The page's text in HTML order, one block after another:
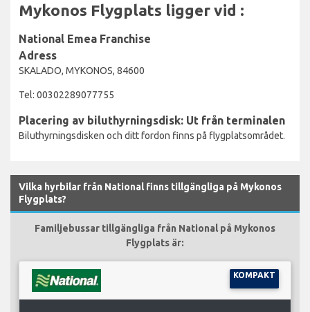
Mykonos Flygplats ligger vid :
National Emea Franchise
Adress
SKALADO, MYKONOS, 84600
Tel: 00302289077755
Placering av biluthyrningsdisk: Ut från terminalen
Biluthyrningsdisken och ditt fordon finns på flygplatsområdet.
Vilka hyrbilar från National finns tillgängliga på Mykonos
Flygplats?
Familjebussar tillgängliga från National på Mykonos
Flygplats är:
KOMPAKT